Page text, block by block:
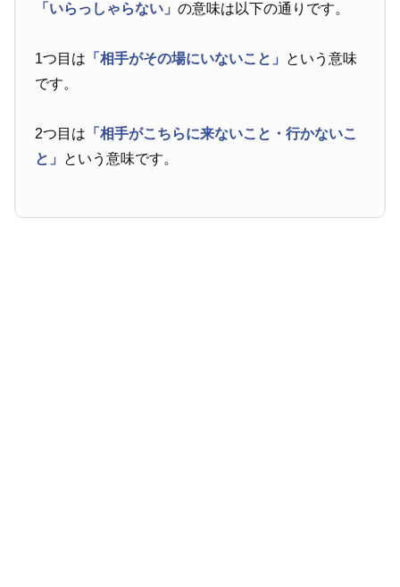
「いらっしゃらない」の意味は以下の通りです。
1つ目は 「相手がその場にいないこと」 という意味
です。
2つ目は 「相手がこちらに来ないこと・行かないこ
と」 という意味です。